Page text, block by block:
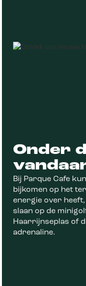
Onder
Bij Parque Cafe
bijkomen op het
energie over
slaan op de
Haarrijnseplas of
adrenaline.